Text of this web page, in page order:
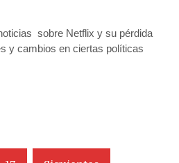
sobre Netflix y su pérdida
y cambios en ciertas políticas